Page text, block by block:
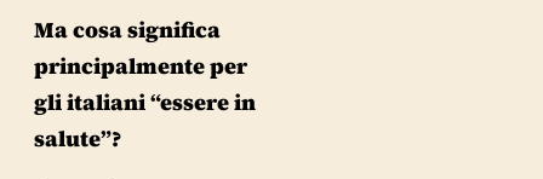
Ma cosa significa
principalmente per
gli italiani “essere in
salute”?